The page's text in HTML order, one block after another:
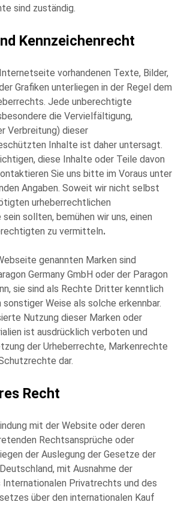
sind zuständig.
Kennzeichenrecht
vorhandenen Texte, Bilder,
Grafiken unterliegen in der Regel dem
Jede unberechtigte
die Vervielfältigung,
Verbreitung) dieser
Inhalte ist daher untersagt.
diese Inhalte oder Teile davon
Sie uns bitte im Voraus unter
Angaben. Soweit wir nicht selbst
urheberrechtlichen
sollten, bemühen wir uns, einen
zu vermitteln.
genannten Marken sind
Germany GmbH oder der Paragon
sie sind als Rechte Dritter kenntlich
Weise als solche erkennbar.
Nutzung dieser Marken oder
ist ausdrücklich verboten und
der Urheberrechte, Markenrechte
dar.
Recht
mit der Website oder deren
Rechtsansprüche oder
der Auslegung der Gesetze der
mit Ausnahme der
Internationalen Privatrechts und des
über den internationalen Kauf